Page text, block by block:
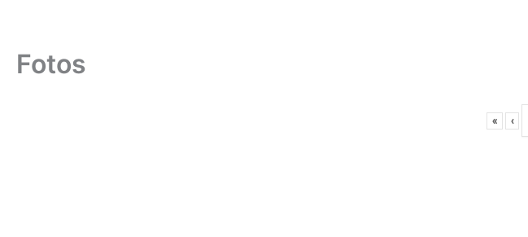
Fotos
« ‹